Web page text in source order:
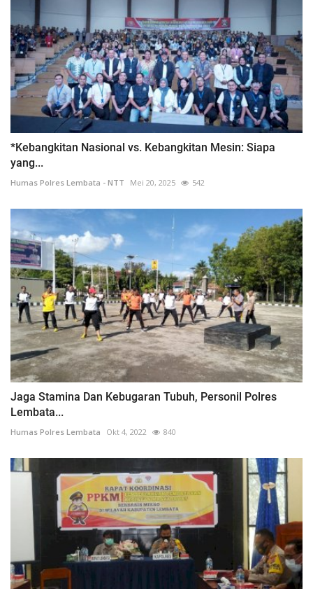
*Kebangkitan Nasional vs. Kebangkitan Mesin: Siapa
yang...
Humas Polres Lembata - NTT Mei 20, 2025 542
Jaga Stamina Dan Kebugaran Tubuh, Personil Polres
Lembata...
Humas Polres Lembata Okt 4, 2022 840